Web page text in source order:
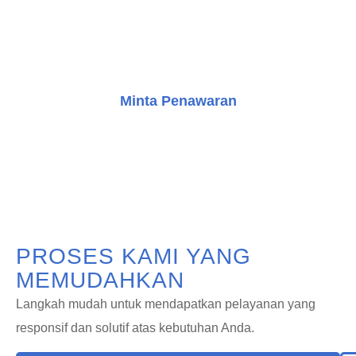
Minta Penawaran
PROSES KAMI YANG
MEMUDAHKAN
Langkah mudah untuk mendapatkan pelayanan yang
responsif dan solutif atas kebutuhan Anda.